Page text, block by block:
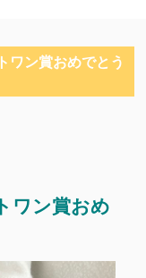
ワン賞おめでとう
ワン賞おめ